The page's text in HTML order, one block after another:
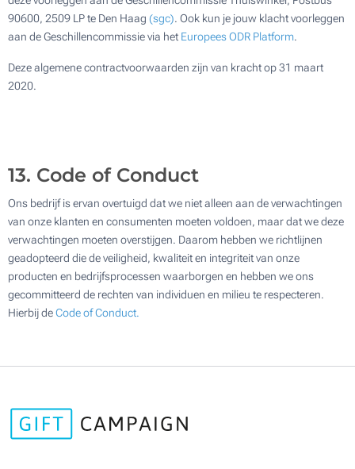
90600, 2509 LP te Den Haag (sgc). Ook kun je jouw klacht voorleggen
aan de Geschillencommissie via het Europees ODR Platform.
Deze algemene contractvoorwaarden zijn van kracht op 31 maart
2020.
13. Code of Conduct
Ons bedrijf is ervan overtuigd dat we niet alleen aan de verwachtingen
van onze klanten en consumenten moeten voldoen, maar dat we deze
verwachtingen moeten overstijgen. Daarom hebben we richtlijnen
geadopteerd die de veiligheid, kwaliteit en integriteit van onze
producten en bedrijfsprocessen waarborgen en hebben we ons
gecommitteerd de rechten van individuen en milieu te respecteren.
Hierbij deCode of Conduct.